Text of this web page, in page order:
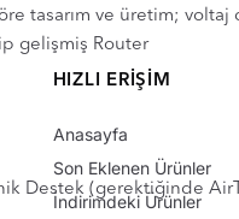
tasarım ve üretim;
gelişmiş Router
Destek (gerektiğinde
HIZLI ERIŞIM
Anasayfa
Son Eklenen Ürünler
İndirimdeki Ürünler